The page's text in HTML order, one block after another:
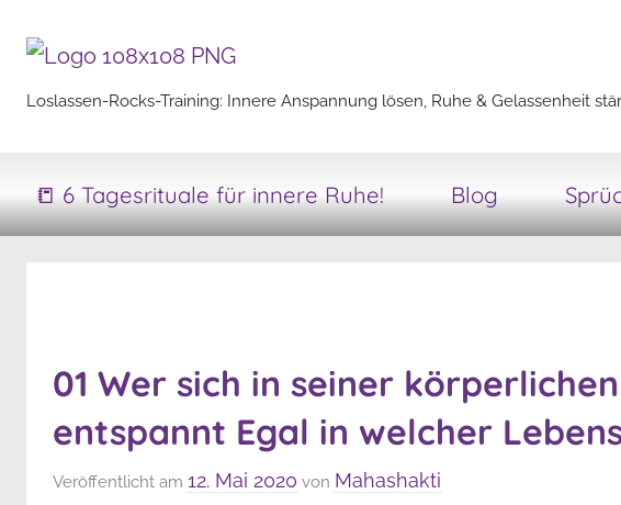
Inhalt
springen
Loslassen-
Rocks-
Loslassen-Rocks-Training: Innere Anspannung lösen, Ruhe & Gelassenheit
📒 6 Tagesrituale für innere Ruhe! Blog
01 Wer sich in seiner
entspannt Egal in welcher
Veröffentlicht am 12. Mai 2020 von Mahashakti